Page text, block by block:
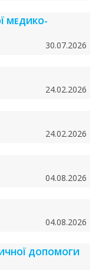
МЕДИКО-
30.07.2026
24.02.2026
24.02.2026
04.08.2026
04.08.2026
ДОПОМОГИ